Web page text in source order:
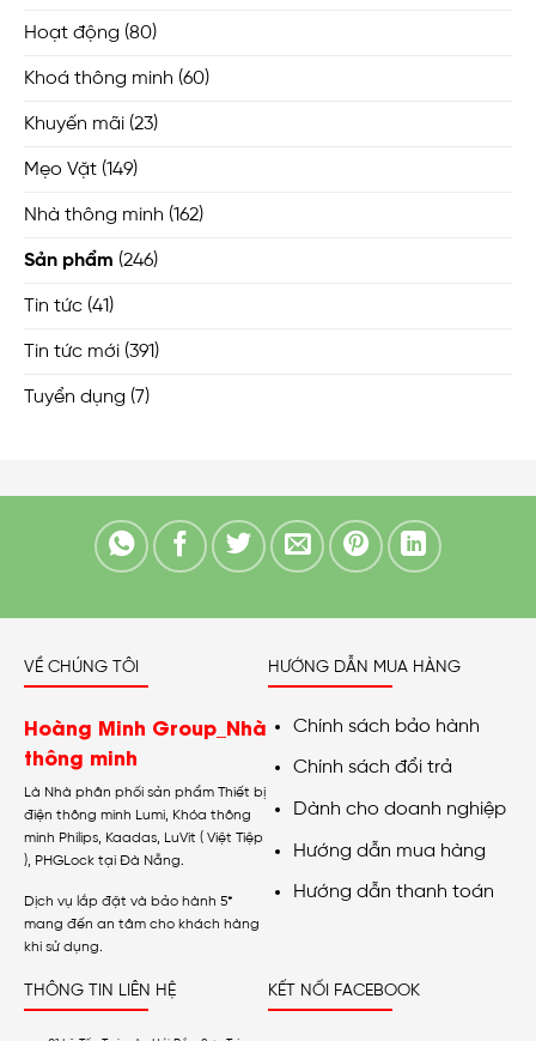
Hoạt động (80)
Khoá thông minh (60)
Khuyến mãi (23)
Mẹo Vặt (149)
Nhà thông minh (162)
Sản phẩm (246)
Tin tức (41)
Tin tức mới (391)
Tuyển dụng (7)
VỀ CHÚNG TÔI
Hoàng Minh Group_Nhà
thông minh
Là Nhà phân phối sản phẩm Thiết bị
điện thông minh Lumi, Khóa thông
minh Philips, Kaadas, LuVit ( Việt Tiệp
), PHGLock tại Đà Nẵng.
Dịch vụ lắp đặt và bảo hành 5*
mang đến an tâm cho khách hàng
khi sử dụng.
HƯỚNG DẪN MUA HÀNG
Chính sách bảo hành
Chính sách đổi trả
Dành cho doanh nghiệp
Hướng dẫn mua hàng
Hướng dẫn thanh toán
THÔNG TIN LIÊN HỆ KẾT NỐI FACEBOOK